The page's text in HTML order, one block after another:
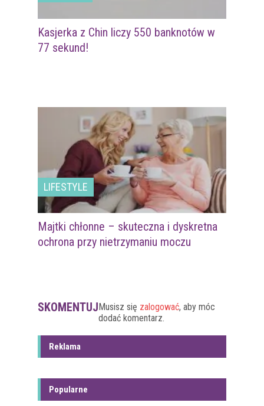
Kasjerka z Chin liczy 550 banknotów w
77 sekund!
LIFESTYLE
Majtki chłonne – skuteczna i dyskretna
ochrona przy nietrzymaniu moczu
SKOMENTUJMusisz się zalogować, aby móc
dodać komentarz.
Reklama
Popularne